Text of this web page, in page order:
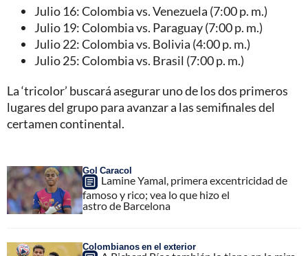
Julio 16: Colombia vs. Venezuela (7:00 p. m.)
Julio 19: Colombia vs. Paraguay (7:00 p. m.)
Julio 22: Colombia vs. Bolivia (4:00 p. m.)
Julio 25: Colombia vs. Brasil (7:00 p. m.)
La ‘tricolor’ buscará asegurar uno de los dos primeros
lugares del grupo para avanzar a las semifinales del
certamen continental.
Gol Caracol
Lamine Yamal, primera excentricidad de
famoso y rico; vea lo que hizo el
astro de Barcelona
Colombianos en el exterior